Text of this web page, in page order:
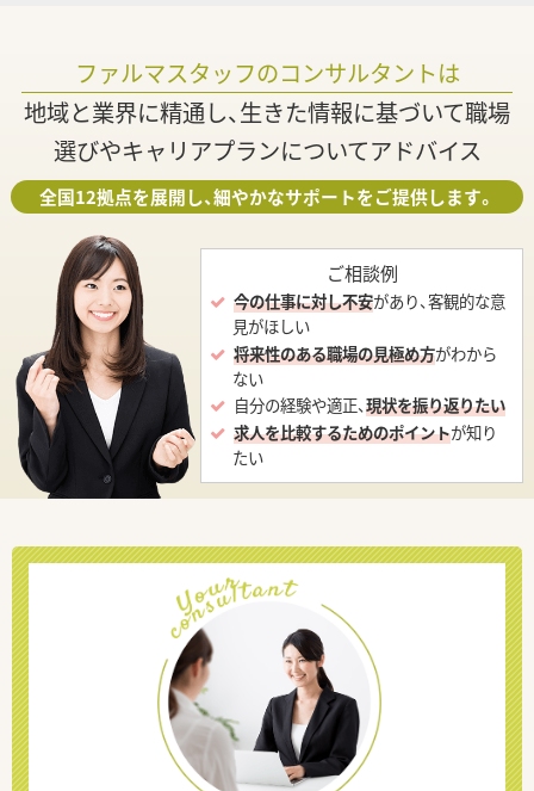
ファルマスタッフのコンサルタントは
地域と業界に精通し、生きた情報に基づいて職場
選びやキャリアプランについてアドバイス
全国12拠点を展開し、細やかなサポートをご提供します。
ご相談例
今の仕事に対し不安があり、客観的な意
見がほしい
将来性のある職場の見極め方がわから
ない
自分の経験や適正、現状を振り返りたい
求人を比較するためのポイントが知り
たい